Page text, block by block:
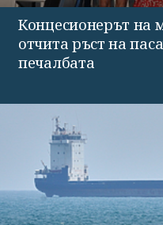
Концесионерът на
отчита ръст на
печалбата